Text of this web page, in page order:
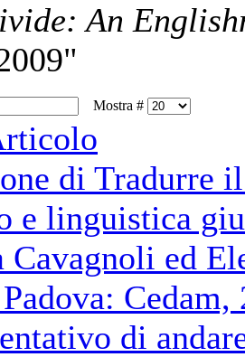
An
Mostra #
di Tradurre
e linguistica
Cavagnoli ed
Cedam,
di